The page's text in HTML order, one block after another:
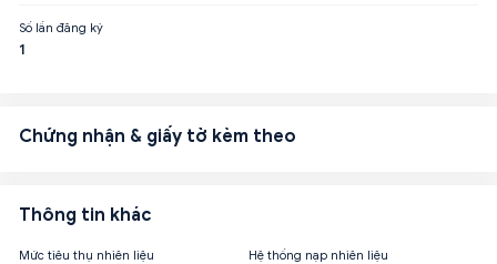
Số lần đăng ký
1
Chứng nhận & giấy tờ kèm theo
Thông tin khác
Mức tiêu thụ nhiên liệu Hệ thống nạp nhiên liệu